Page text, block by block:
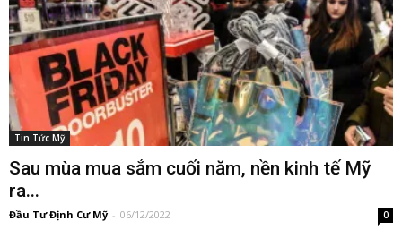
Tin Tức Mỹ
Sau mùa mua sắm cuối năm, nền kinh tế Mỹ
ra...
Đầu Tư Định Cư Mỹ - 06/12/2022 0